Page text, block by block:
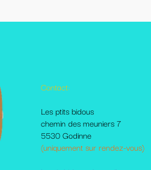
Autres pages disponibles
Foire aux questions
Le Blog
Les livraisons et paiement
Mes amis sur le net